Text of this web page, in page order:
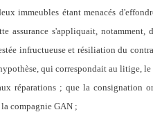
immeubles étant menacés
assurance s'appliquait,
infructueuse et résiliation du
qui correspondait au litige,
réparations ; que la
compagnie GAN ;